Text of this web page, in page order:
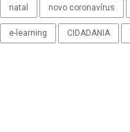
natal novo coronavírus
e-learning CIDADANIA